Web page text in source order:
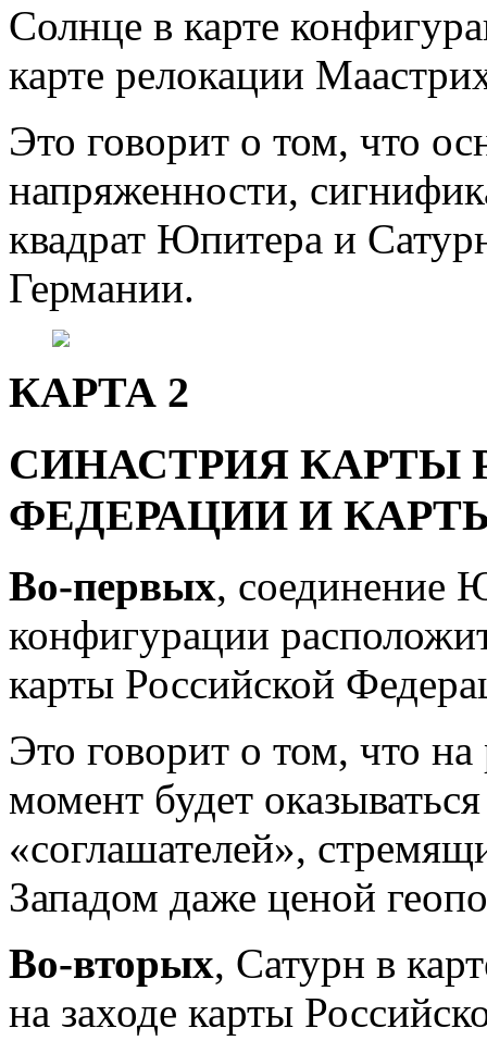
Солнце в карте
карте релокации
Это говорит о том, что
напряженности,
квадрат Юпитера и
Германии.
КАРТА 2
СИНАСТРИЯ КАРТЫ
ФЕДЕРАЦИИ И
Во-первых, соединение
конфигурации
карты Российской
Это говорит о том, что на
момент будет
«соглашателей»,
Западом даже ценой
Во-вторых, Сатурн в
на заходе карты